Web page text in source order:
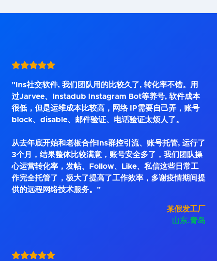
"Ins社交软件, 我们团队用的比较久了, 转化率不错。用
过Jarvee、Instadub Instagram Bot等养号, 软件成本
很低，但是运维成本比较高，网络 IP需要自己弄，账号
block、disable、邮件验证、电话验证太烦人了。
从去年底开始和老板合作Ins群控引流、账号托管, 运行了
3个月，结果整体比较满意，账号安全多了，我们团队操
心运营转化率，发帖、Follow、Like、私信这些日常工
作完全托管了，极大了提高了工作效率，多谢疫情期间提
供的远程网络技术服务。"
某假发工厂
山东.青岛